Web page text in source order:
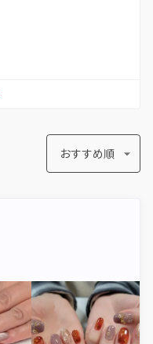
おすすめ順